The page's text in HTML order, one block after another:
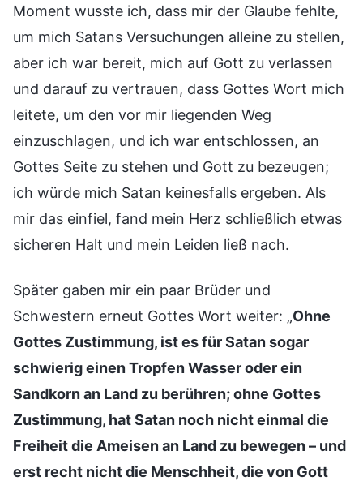
Moment wusste ich, dass mir der Glaube fehlte,
um mich Satans Versuchungen alleine zu stellen,
aber ich war bereit, mich auf Gott zu verlassen
und darauf zu vertrauen, dass Gottes Wort mich
leitete, um den vor mir liegenden Weg
einzuschlagen, und ich war entschlossen, an
Gottes Seite zu stehen und Gott zu bezeugen;
ich würde mich Satan keinesfalls ergeben. Als
mir das einfiel, fand mein Herz schließlich etwas
sicheren Halt und mein Leiden ließ nach.
Später gaben mir ein paar Brüder und
Schwestern erneut Gottes Wort weiter: „Ohne
Gottes Zustimmung, ist es für Satan sogar
schwierig einen Tropfen Wasser oder ein
Sandkorn an Land zu berühren; ohne Gottes
Zustimmung, hat Satan noch nicht einmal die
Freiheit die Ameisen an Land zu bewegen – und
erst recht nicht die Menschheit, die von Gott